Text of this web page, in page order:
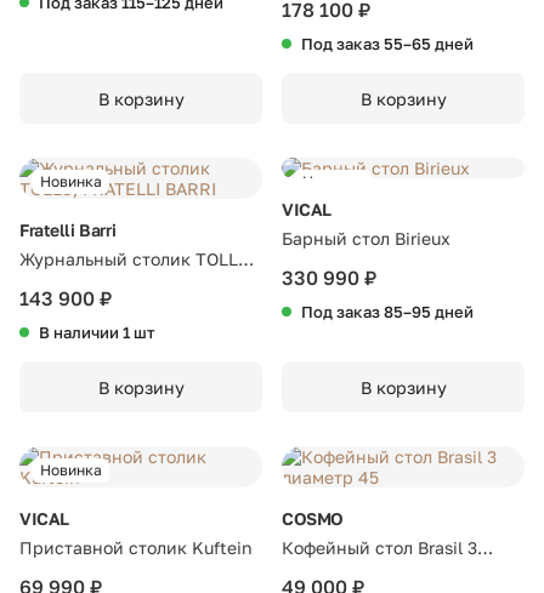
В корзину
дуба) D110 h75
178 100 ₽
Под заказ 55–65 дней
В корзину
Новинка
Fratelli Barri
Журнальный столик TOLLO,
FRATELLI BARRI
143 900 ₽
В наличии 1 шт
В корзину
Новинка
VICAL
Барный стол Birieux
330 990 ₽
Под заказ 85–95 дней
В корзину
Новинка
VICAL
Приставной столик Kuftein
69 990 ₽
COSMO
Кофейный стол Brasil 3
диаметр 45
49 000 ₽